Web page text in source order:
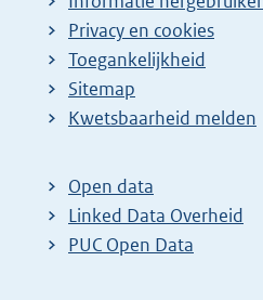
Privacy en cookies
Toegankelijkheid
Sitemap
E
t
e
r
Kwetsbaarheid melden
Open data
Linked Data Overheid
PUC Open Data